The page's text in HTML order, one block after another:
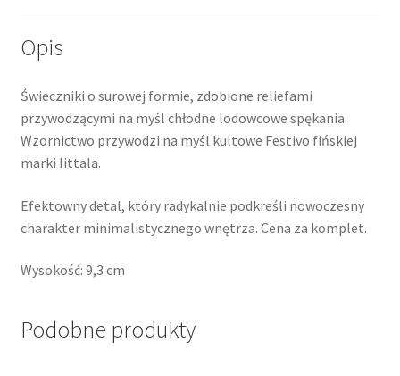
Opis
Świeczniki o surowej formie, zdobione reliefami
przywodzącymi na myśl chłodne lodowcowe spękania.
Wzornictwo przywodzi na myśl kultowe Festivo fińskiej
marki Iittala.
Efektowny detal, który radykalnie podkreśli nowoczesny
charakter minimalistycznego wnętrza. Cena za komplet.
Wysokość: 9,3 cm
Podobne produkty